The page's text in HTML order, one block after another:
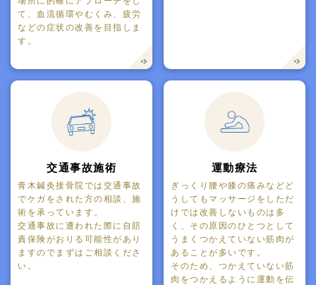
て、血流循環やむくみ、疲労
などの症状の改善を目指しま
す。
交通事故施術
青木鍼灸接骨院では交通事故
でケガをされた方の相談、施
術を承っています。
交通事故に遭われた際に自賠
責保険がおりる可能性があり
ますのでまずはご相談くださ
い。
運動療法
ぎっくり腰や膝の痛みなどど
うしてもマッサージをしただ
けでは改善しないものは多
く、その原因のひとつとして
うまくつかえていない筋肉が
あることが多いです。
そのため、つかえていない筋
肉をつかえるように運動を伝